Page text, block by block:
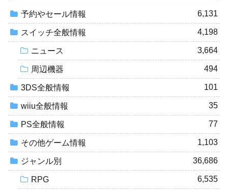
予約やセール情報 6,131
スイッチ全般情報 4,198
ニュース 3,664
周辺機器 494
3DS全般情報 101
wiiu全般情報 35
PS全般情報 77
その他ゲーム情報 1,103
ジャンル別 36,686
RPG 6,535